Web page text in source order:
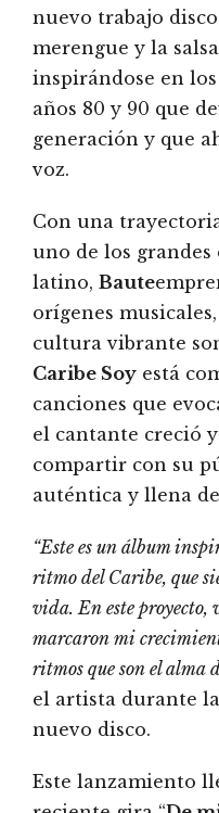
nuevo trabajo
merengue y la
inspirándose en
años 80 y 90 que
generación y que
voz.
Con una
uno de los
latino, Baute
orígenes
cultura vibrante
Caribe Soy está
canciones que
el cantante creció
compartir con su
auténtica y llena
“Este es un álbum
ritmo del Caribe, que
vida. En este proyecto,
marcaron mi
ritmos que son el alma
el artista durante
nuevo disco.
Este lanzamiento